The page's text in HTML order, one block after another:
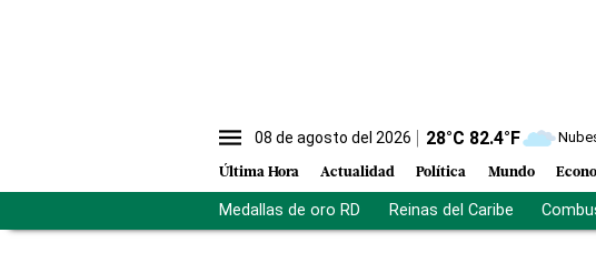
08 de agosto del 2026 28°C 82.4°F
Última Hora Actualidad Política Mundo
Medallas de oro RD Reinas del Caribe